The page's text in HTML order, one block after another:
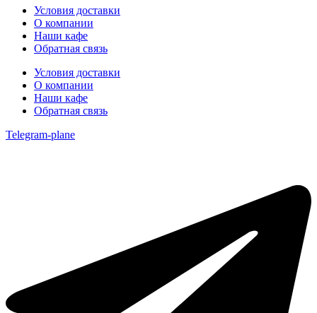
Условия доставки
О компании
Наши кафе
Обратная связь
Условия доставки
О компании
Наши кафе
Обратная связь
Telegram-plane